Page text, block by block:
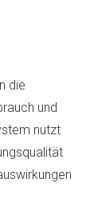
die
und
nutzt